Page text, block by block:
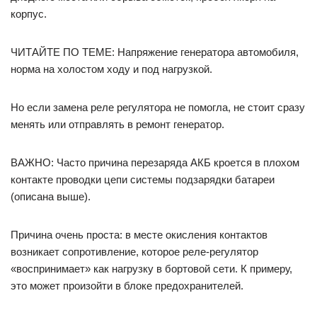
корпус.
ЧИТАЙТЕ ПО ТЕМЕ: Напряжение генератора автомобиля,
норма на холостом ходу и под нагрузкой.
Но если замена реле регулятора не помогла, не стоит сразу
менять или отправлять в ремонт генератор.
ВАЖНО: Часто причина перезаряда АКБ кроется в плохом
контакте проводки цепи системы подзарядки батареи
(описана выше).
Причина очень проста: в месте окисления контактов
возникает сопротивление, которое реле-регулятор
«воспринимает» как нагрузку в бортовой сети. К примеру,
это может произойти в блоке предохранителей.